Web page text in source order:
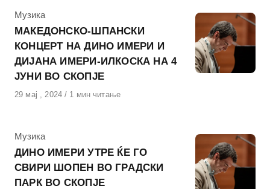
КАтегорија
Музика
МАКЕДОНСКО-ШПАНСКИ
КОНЦЕРТ НА ДИНО ИМЕРИ И
ДИЈАНА ИМЕРИ-ИЛКОСКА НА 4
ЈУНИ ВО СКОПЈЕ
Објавено
29 мај , 2024 1 мин читање
КАтегорија
Музика
ДИНО ИМЕРИ УТРЕ ЌЕ ГО
СВИРИ ШОПЕН ВО ГРАДСКИ
ПАРК ВО СКОПЈЕ